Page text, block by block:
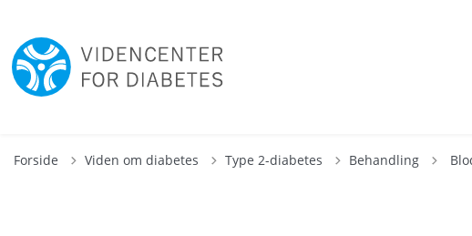
Forside Viden om diabetes Type 2-diabetes Behandling